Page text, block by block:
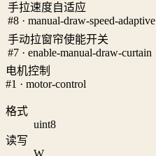
手拉速度自适应
#8 · manual-draw-speed-adaptive
手动拉窗帘使能开关
#7 · enable-manual-draw-curtain
电机控制
#1 · motor-control
格式
uint8
读写
W